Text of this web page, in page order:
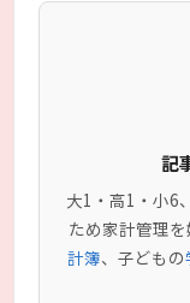
記
大1・高1・小6
ため家計管理を
計簿、子どもの